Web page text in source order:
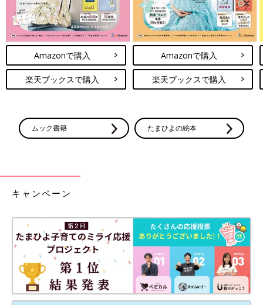
Amazonで購入
楽天ブックスで購入
Amazonで購入
楽天ブックスで購入
ムック書籍 たまひよの絵本
キャンペーン